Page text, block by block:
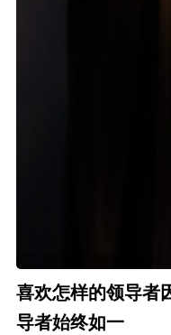
喜欢怎样的领导者
导者始终如一